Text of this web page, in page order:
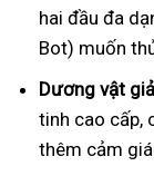
hai đầu đa
Bot) muốn
Dương vật
tinh cao cấp,
thêm cảm